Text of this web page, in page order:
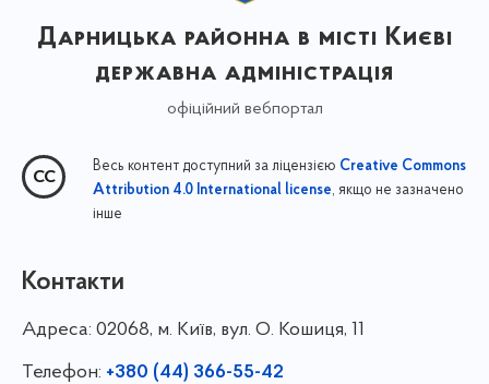
Дарницька районна в місті Києві
державна адміністрація
офіційний вебпортал
Весь контент доступний за ліцензією Creative Commons
Attribution 4.0 International license, якщо не зазначено
інше
Контакти
Адреса: 02068, м. Київ, вул. О. Кошиця, 11
Телефон: +380 (44) 366-55-42